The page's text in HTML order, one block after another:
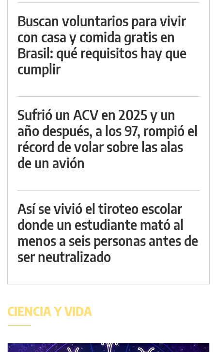
Buscan voluntarios para vivir
con casa y comida gratis en
Brasil: qué requisitos hay que
cumplir
Sufrió un ACV en 2025 y un
año después, a los 97, rompió el
récord de volar sobre las alas
de un avión
Así se vivió el tiroteo escolar
donde un estudiante mató al
menos a seis personas antes de
ser neutralizado
CIENCIA Y VIDA